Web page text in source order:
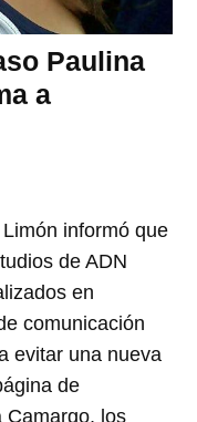
Paulina
a
informó que
de ADN
en
comunicación
evitar una nueva
de
Camargo, los